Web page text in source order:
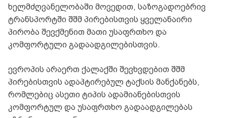
ხელმძღვანელობაში მოვედით, საზოგადოებრივ
ტრანსპორტში შშმ პირებისთვის ყველანაირი
პირობა შევქმენით მათი უსაფრთხო და
კომფორტული გადაადგილებისთვის.
ევროპის არაერთ ქალაქში შევხვდებით შშმ
პირებისთვის ადაპტირებულ ტაქსის მანქანებს,
რომლებიც ასეთი ტიპის ადამიანებისთვის
კომფორტულ და უსაფრთხო გადაადგილებას